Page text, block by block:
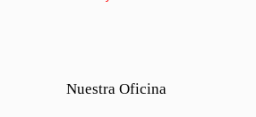
Nuestra Oficina